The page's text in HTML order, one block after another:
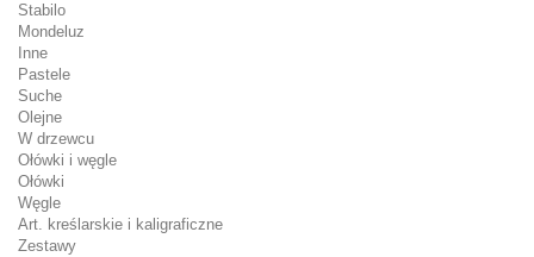
Stabilo
Mondeluz
Inne
Pastele
Suche
Olejne
W drzewcu
Ołówki i węgle
Ołówki
Węgle
Art. kreślarskie i kaligraficzne
Zestawy